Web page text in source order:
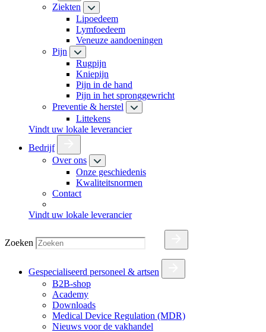
Ziekten
Lipoedeem
Lymfoedeem
Veneuze aandoeningen
Pijn
Rugpijn
Kniepijn
Pijn in de hand
Pijn in het spronggewricht
Preventie & herstel
Littekens
Vindt uw lokale leverancier
Bedrijf
Over ons
Onze geschiedenis
Kwaliteitsnormen
Contact
Vindt uw lokale leverancier
Zoeken
Gespecialiseerd personeel & artsen
B2B-shop
Academy
Downloads
Medical Device Regulation (MDR)
Nieuws voor de vakhandel